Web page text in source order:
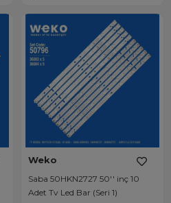
Weko
Saba 50HKN2727 50'' inç 10
Adet Tv Led Bar (Seri 1)